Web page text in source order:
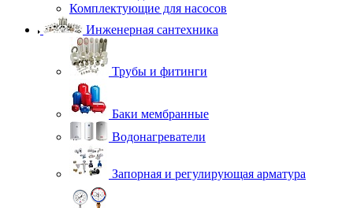
Комплектующие для насосов
Инженерная сантехника
Трубы и фитинги
Баки мембранные
Водонагреватели
Запорная и регулирующая арматура